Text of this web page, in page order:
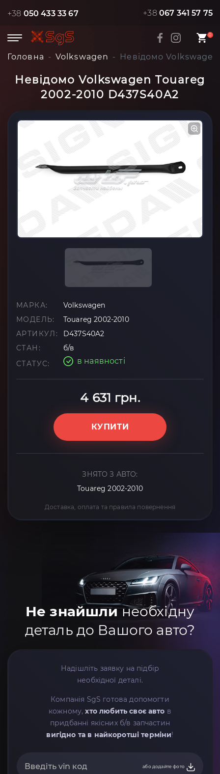
+38 050 433 33 67 +38 067 341 57 75
0
Головна Volkswagen Невідомо
Невідомо Volkswagen Touareg
2002-2010 D437S40A2
МАРКА:
Volkswagen
МОДЕЛЬ:
Touareg 2002-2010
АРТИКУЛ:
D437S40A2
СТАН:
б/в
СТАТУС:
в наявності
4 631 грн.
КУПИТИ
ЗНЯТО З АВТО:
Touareg 2002-2010
Доставка, оплата та правила повернення
Не знайшлинеобхідну
деталь до Вашого авто?
Надішліть заявку на підбір
необхідної деталі.
Компанія SgS готова допомогти
кожному,хто любить своє авто в
придбанні якісних б/в запчастин
вигідно та в найкоротші терміни!
або додайте фото